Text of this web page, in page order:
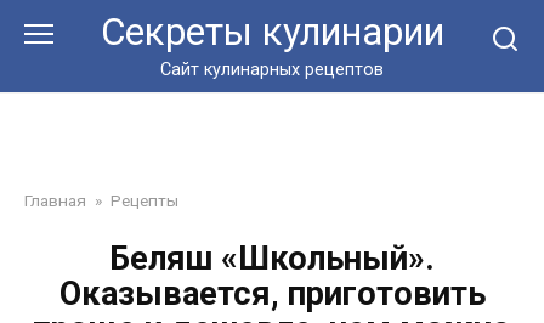
Секреты кулинарии
Сайт кулинарных рецептов
Главная » Рецепты
Беляш «Школьный».
Оказывается, приготовить